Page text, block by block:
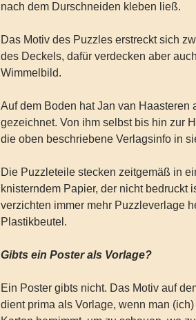
nach dem Durschneiden kleben ließ.
Das Motiv des Puzzles erstreckt sich
des Deckels, dafür verdecken aber
Wimmelbild.
Auf dem Boden hat Jan van
gezeichnet. Von ihm selbst bis hin zur
die oben beschriebene Verlagsinfo in
Die Puzzleteile stecken zeitgemäß in
knisterndem Papier, der nicht bedruckt
verzichten immer mehr Puzzleverlage
Plastikbeutel.
Gibts ein Poster als Vorlage?
Ein Poster gibts nicht. Das Motiv auf
dient prima als Vorlage, wenn man